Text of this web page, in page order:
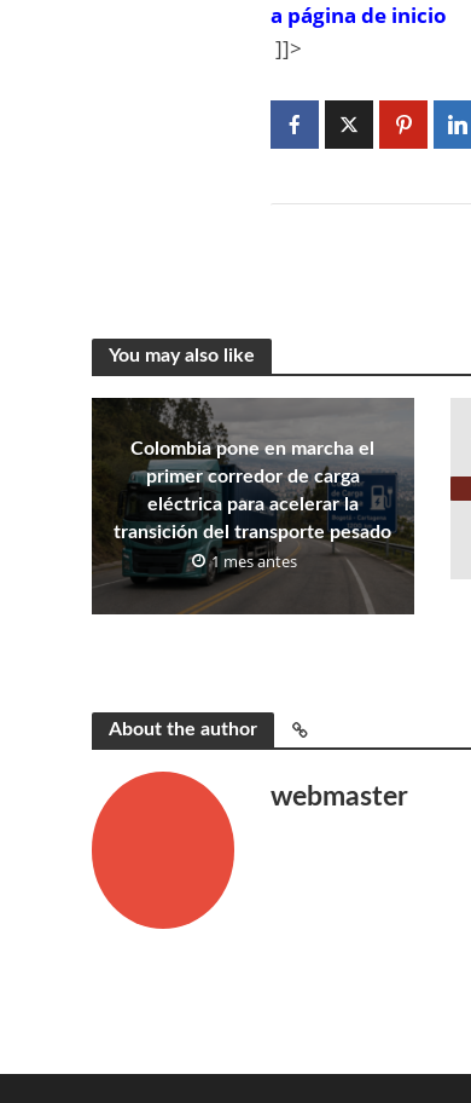
a página de inicio
]]>
You may also like
Colombia pone en marcha el
primer corredor de carga
eléctrica para acelerar la
transición del transporte pesado
1 mes antes
About the author
webmaster